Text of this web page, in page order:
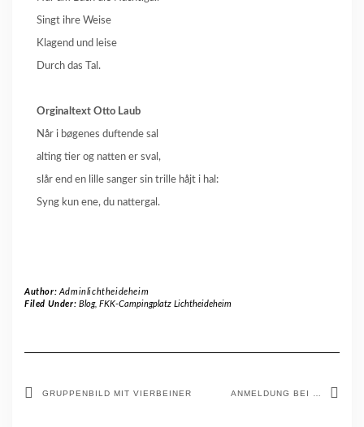
Singt ihre Weise
Klagend und leise
Durch das Tal.
Orginaltext Otto Laub
Når i bøgenes duftende sal
alting tier og natten er sval,
slår end en lille sanger sin trille håjt i hal:
Syng kun ene, du nattergal.
Author: Adminlichtheideheim
Filed Under: Blog, FKK-Campingplatz Lichtheideheim
GRUPPENBILD MIT VIERBEINER ANMELDUNG BEI …